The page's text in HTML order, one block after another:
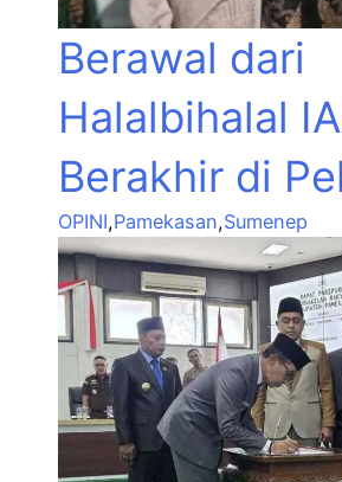
Berawal dari
Halalbihalal
Berakhir di
OPINI,Pamekasan,Sumenep